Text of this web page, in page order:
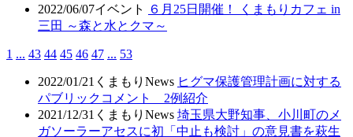
2022/06/07イベント
６月25日開催！ くまもりカフェ in
三田 ～森と水とクマ～
1 ... 43 44 45 46 47 ... 53
2022/01/21 くまもりNews ヒグマ保護管理計画に対する
パブリックコメント 2例紹介
2021/12/31 くまもりNews 埼玉県大野知事、小川町のメ
ガソーラーアセスに初「中止も検討」の意見書を萩生